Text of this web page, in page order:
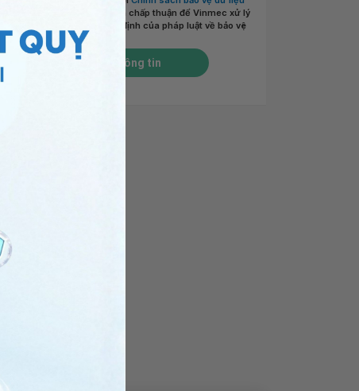
và chấp thuận để Vinmec xử lý
DLCN của tôi theo quy định của pháp luật về bảo vệ
DLCN.
Gửi thông tin